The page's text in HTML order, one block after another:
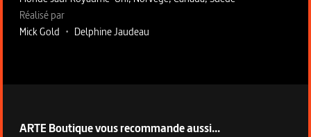
Fiche technique section droite
Réalisé par
Mick Gold • Delphine Jaudeau
ARTE Boutique vous recommande aussi...